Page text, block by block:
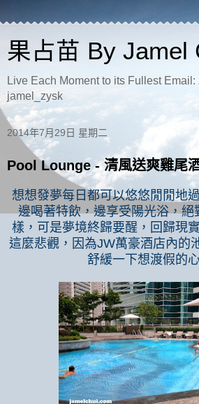
果占苗 By Jamel
Live Each Moment to its Fullest
jamel_zysk
2014年7月29日 星期二
Pool Lounge - 清風送爽雞尾
想想發夢每日都可以悠悠閒閒地
邊喝著特飲，邊享受陽光浴，絕
樣，可是夢境終歸要醒，回歸現
這麼悲觀，因為JW萬豪酒店內的
舒緩一下想渡假的